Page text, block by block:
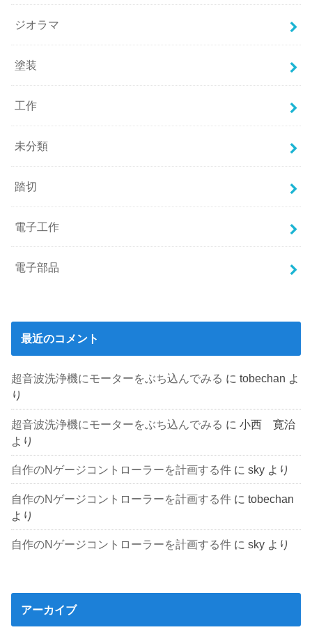
ジオラマ
塗装
工作
未分類
踏切
電子工作
電子部品
最近のコメント
超音波洗浄機にモーターをぶち込んでみる にtobechan よ
り
超音波洗浄機にモーターをぶち込んでみる に小西 寛治
より
自作のNゲージコントローラーを計画する件 にsky より
自作のNゲージコントローラーを計画する件 にtobechan
より
自作のNゲージコントローラーを計画する件 にsky より
アーカイブ